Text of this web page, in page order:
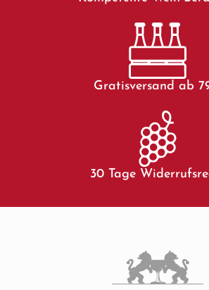
Gratisversand ab
30 Tage